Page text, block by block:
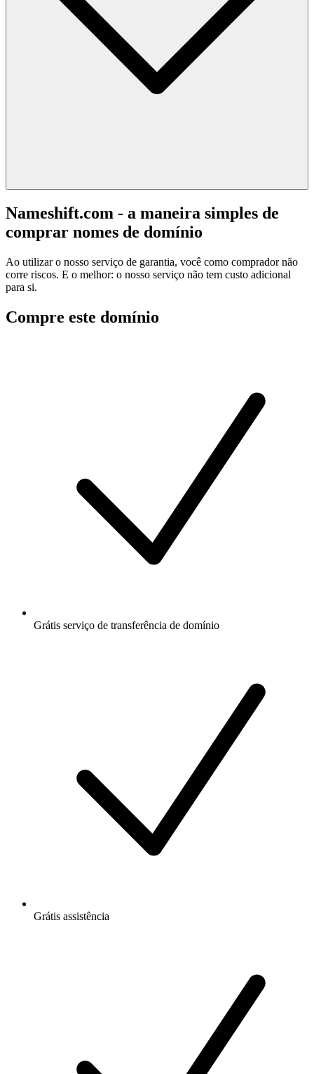
Nameshift.com - a maneira simples de
comprar nomes de domínio
Ao utilizar o nosso serviço de garantia, você como comprador não
corre riscos. E o melhor: o nosso serviço não tem custo adicional
para si.
Compre este domínio
Grátis serviço de transferência de domínio
Grátis assistência